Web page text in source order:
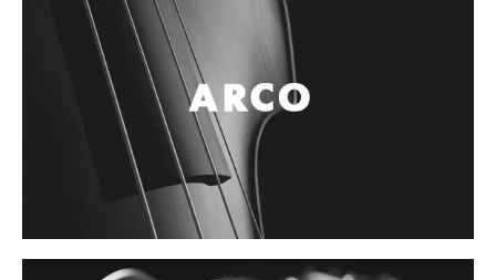
Herrajes y soportes
Accesorios
Multi-tenores